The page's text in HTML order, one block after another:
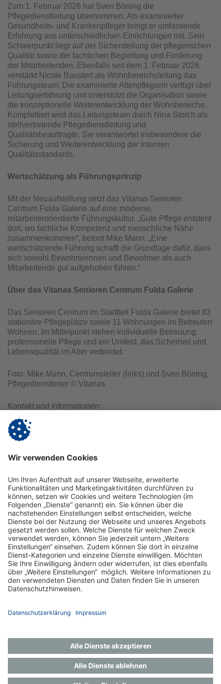
Zum 1. Februar 2026 hat Sven Böning die
Pflegedienstleitung übernommen. Als examinierter
Gesundheits- und Krankenpfleger bringt er umfassende
Erfahrung aus unterschiedlichen Einrichtungen mit. Sein
Schwerpunkt liegt auf der Sicherstellung der pflegerischen
Qualität sowie der fachlichen Begleitung und Förderung
der Mitarbeitenden. Ebenfalls seit dem 1. Februar 2026
verstärkt Nicole Baustert als Wohnbereichsleitung das
Führungsteam. Die examinierte Altenpflegerin verfügt über
Leitungserfahrung und unterstützt die Organisation sowie
die konzeptionelle Weiterentwicklung der Wohnbereiche.
Komplettiert wird das Leitungsteam durch Nina Storch als
stellvertretende Pflegedienstleitung und
Qualitätsbeauftragte. Sie verantwortet insbesondere die
Sicherung und Weiterentwicklung der internen
Qualitätsstandards.
Wertschätzung als Führungsprinzip
Mit der Neuaufstellung setzt das Vitanas Senioren
Centrum Fulda Galerie auf eine moderne,
mitarbeiterorientierte Führungskultur. „Gute Pflege entsteht
dort, wo fachliche Kompetenz und menschliche Nähe
zusammenkommen“, betont Mike Mann. „Eine
wertschätzende Führung schafft die Grundlage dafür, dass
sich sowohl Bewohnerinnen und Bewohner als auch
Mitarbeitende gut aufgehoben fühlen.“
Über das Vitanas Senioren Centrum Fulda Galerie
Das Senioren Centrum im Stadtteil Fulda Galerie bietet 83
stationäre Pflegeplätze sowie 11 Wohnungen im Betreuten
Wohnen. Im Mittelpunkt stehen individuelle Betreuung,
professionelle Pflege und ein Umfeld, das Sicherheit und
Lebensqualität im Alter verbindet.
Foto: Mike Mann, Centrumsleiter (links) und Sven Böning,
Pflegedienstleiter © Vitanas
Kontakt und Informationen:
Vitanas Senioren Centrum Fulda Galerie
Werner-Schmid-Straße 4 | 36041 Fulda
|www.vitanas.de/fuldagalerie
Zurück
Datenschutz